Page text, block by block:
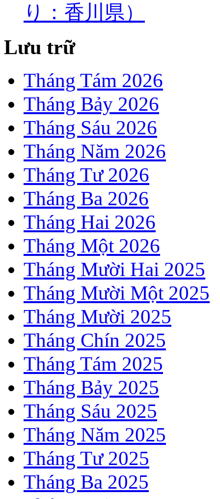
り：香川県）
Lưu trữ
Tháng Tám 2026
Tháng Bảy 2026
Tháng Sáu 2026
Tháng Năm 2026
Tháng Tư 2026
Tháng Ba 2026
Tháng Hai 2026
Tháng Một 2026
Tháng Mười Hai 2025
Tháng Mười Một 2025
Tháng Mười 2025
Tháng Chín 2025
Tháng Tám 2025
Tháng Bảy 2025
Tháng Sáu 2025
Tháng Năm 2025
Tháng Tư 2025
Tháng Ba 2025